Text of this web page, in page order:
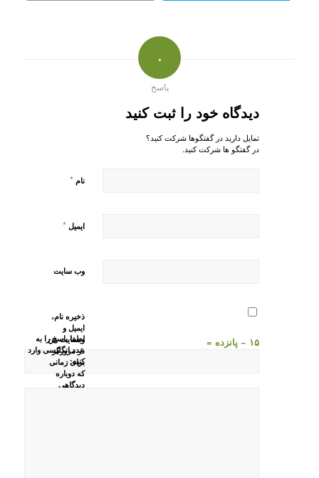
۰
پاسخ
دیدگاه خود را ثبت کنید
تمایل دارید در گفتگوها شرکت کنید؟
در گفتگو ها شرکت کنید.
نام *
ایمیل *
وب‌ سایت
ذخیره نام،
ایمیل و
وبسایت من
در مرورگر
برای زمانی
که دوباره
دیدگاهی
لطفا پاسخ را به
عدد انگلیسی وارد
کنید:
۱۵ − پانزده =